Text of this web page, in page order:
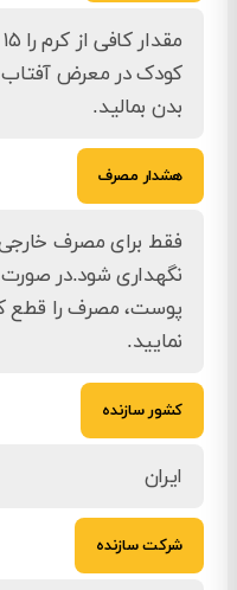
کودک در معرض
بدن بمالید.
هشدار مصرف
فقط برای مصرف
نگهداری شود.در
پوست، مصرف را قطع
نمایید.
کشور سازنده
ایران
شرکت سازنده